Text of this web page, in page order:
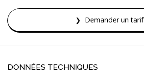
Demander un tarif
DONNÉES TECHNIQUES